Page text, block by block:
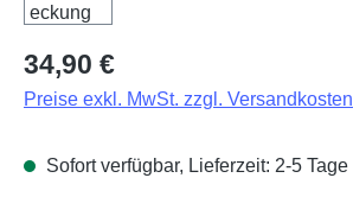
Regulärer Preis:
34,90 €
Preise exkl. MwSt. zzgl. Versandkosten
Sofort verfügbar, Lieferzeit: 2-5 Tage